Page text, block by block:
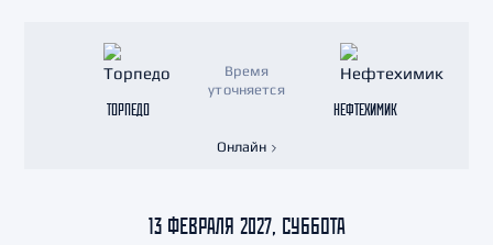
ТОРПЕДО
Время
уточняется
НЕФТЕХИМИК
Онлайн
13 ФЕВРАЛЯ 2027, СУББОТА